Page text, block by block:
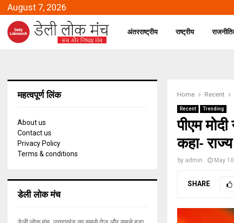
August 7, 2026
अंतरराष्ट्रीय राष्ट्रीय
Home Recent
Recent Trending
पीएम
कहा-
by admin May
SHARE
महत्वपूर्ण लिंक
About us
Contact us
Privacy Policy
Terms & conditions
डेली लोक मंच